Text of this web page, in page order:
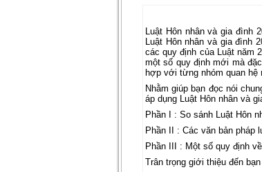
Luật Hôn nhân và gia đình
Luật Hôn nhân và gia đình
các quy định của Luật năm
một số quy định mới mà
hợp với từng nhóm quan
Nhằm giúp bạn đọc nói
áp dụng Luật Hôn nhân và
Phần I : So sánh Luật Hôn
Phần II : Các văn bản pháp
Phần III : Một số quy định
Trân trọng giới thiệu đến